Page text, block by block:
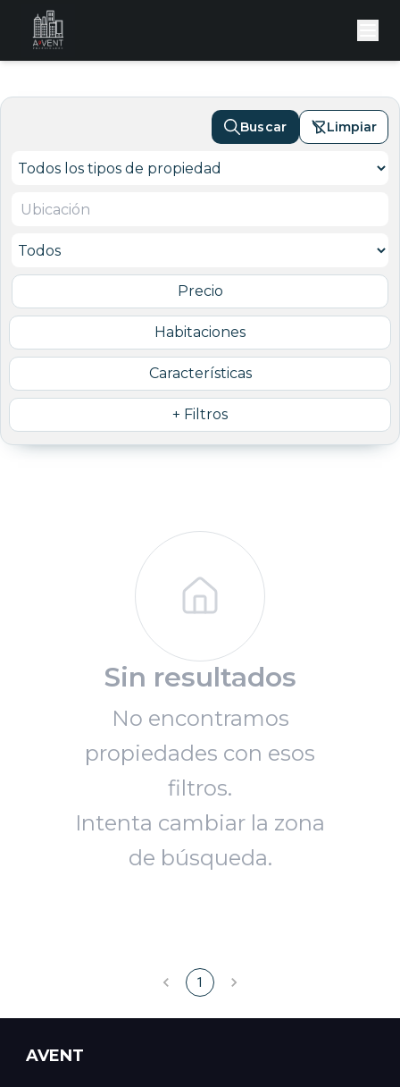
Precio
Habitaciones
Características
+ Filtros
Buscar Limpiar
Sin resultados
No encontramos
propiedades con esos
filtros.
Intenta cambiar la zona
de búsqueda.
1
AVENT